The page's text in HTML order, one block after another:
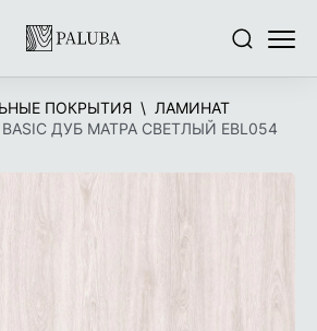
На
главную
ПоискМеню
ПОКРЫТИЯ
ЛАМИНАТ
BASIC ДУБ МАТРА СВЕТЛЫЙ EBL054